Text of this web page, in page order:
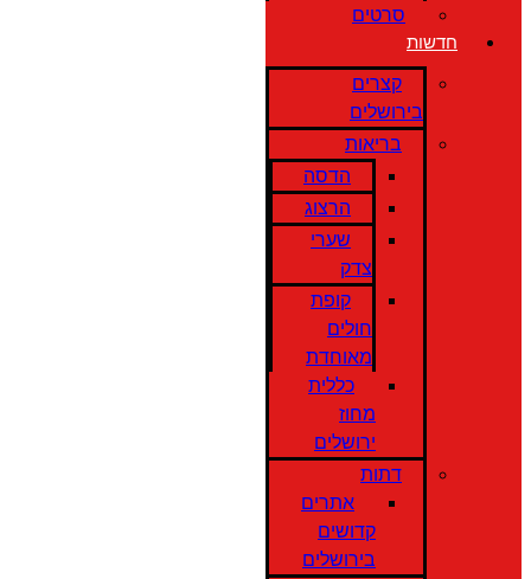
סרטים
חדשות
קצרים
בירושלים
בריאות
הדסה
הרצוג
שערי
צדק
קופת
חולים
מאוחדת
כללית
מחוז
ירושלים
דתות
אתרים
קדושים
בירושלים